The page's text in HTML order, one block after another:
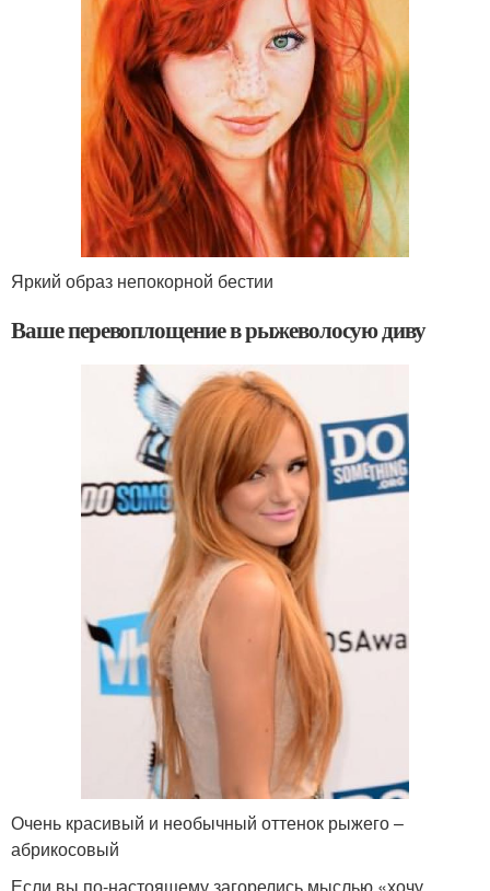
Яркий образ непокорной бестии
Ваше перевоплощение в рыжеволосую диву
Очень красивый и необычный оттенок рыжего –
абрикосовый